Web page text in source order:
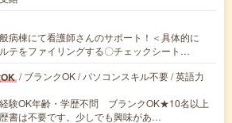
病棟にて看護師さんのサポート！＜具体的に
テをファイリングする〇チェックシート…
/ ブランクOK / パソコンスキル不要 / 英語力
験OK年齢・学歴不問 ブランクOK★10名以上
書は不要です。少しでも興味があ…